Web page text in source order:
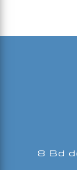
8 Bd de Québec, 45000